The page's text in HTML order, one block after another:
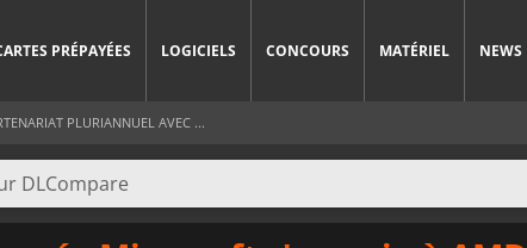
PRÉPAYÉES LOGICIELS CONCOURS MATÉRIEL NEWS
PLURIANNUEL AVEC ...